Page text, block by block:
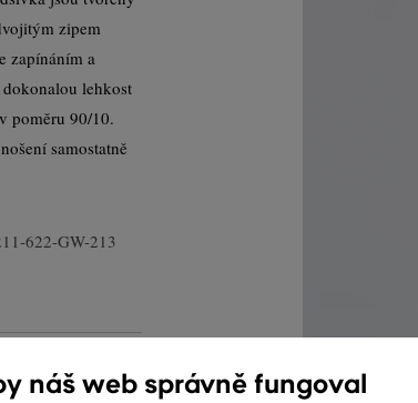
zipem
zapínáním a
lehkost
poměru 90/10.
samostatně
622-GW-213
náš web správně fungoval